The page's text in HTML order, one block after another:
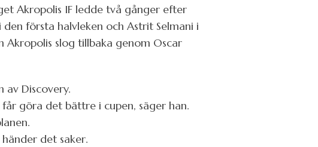
Akropolis IF ledde två gånger efter
första halvleken och Astrit Selmani i
slog tillbaka genom Oscar
Discovery.
göra det bättre i cupen, säger han.
det saker.